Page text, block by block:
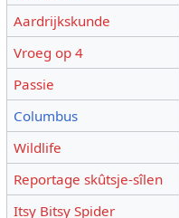
Aardrijkskunde
Vroeg op 4
Passie
Columbus
Wildlife
Reportage skûtsje-sîlen
Itsy Bitsy Spider